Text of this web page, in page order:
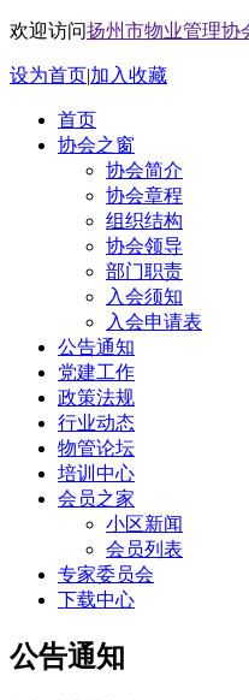
欢迎访问扬州市物业管理协
设为首页|加入收藏
首页
协会之窗
协会简介
协会章程
组织结构
协会领导
部门职责
入会须知
入会申请表
公告通知
党建工作
政策法规
行业动态
物管论坛
培训中心
会员之家
小区新闻
会员列表
专家委员会
下载中心
公告通知